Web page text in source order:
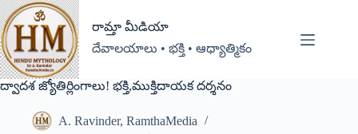
రామ్తా మీడియా
దేవాలయాలు • భక్తి • ఆధ్యాత్మికం
ద్వాదశ జ్యోతిర్లింగాలు! భక్తి,ముక్తిదాయక దర్శనం
A. Ravinder, RamthaMedia